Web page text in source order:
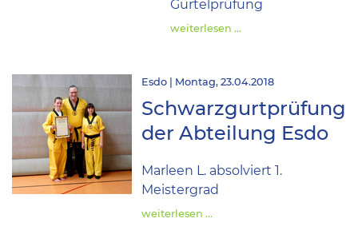
Gürtelprüfung
weiterlesen …
Esdo | Montag, 23.04.2018
Schwarzgurtprüfung
der Abteilung Esdo
Marleen L. absolviert 1.
Meistergrad
weiterlesen …